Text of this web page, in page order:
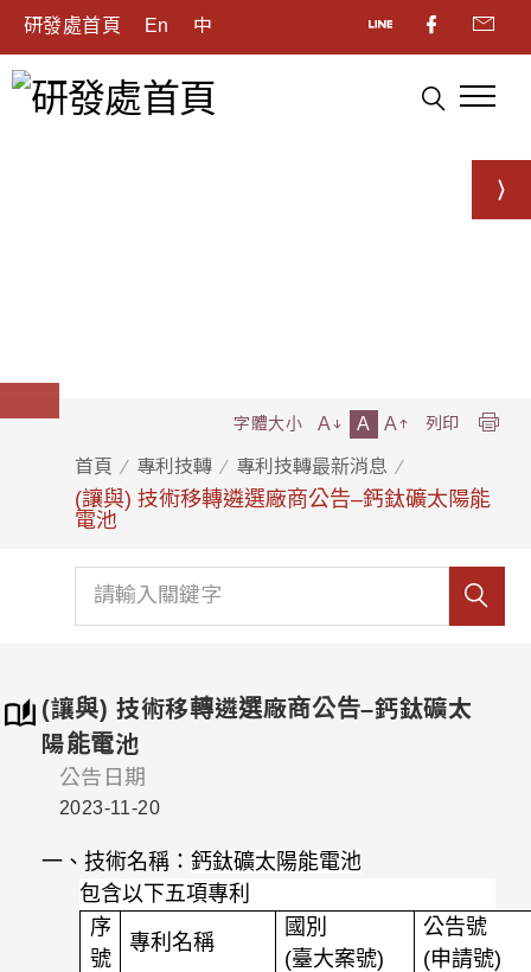
研發處首頁 En 中
首頁 專利技轉 專利技轉最新消息
(讓與) 技術移轉遴選廠商公告–鈣鈦礦太陽能
電池
字體大小 A A A 列印
(讓與) 技術移轉遴選廠商公告–鈣鈦礦太
陽能電池
公告日期
2023-11-20
一、技術名稱： 鈣鈦礦太陽能電池
包含以下五項專利
序
號
專利名稱
國別
(臺大案號)
公告號
(申請號)